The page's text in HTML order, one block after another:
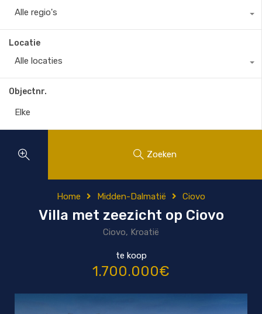
Alle regio's
Locatie
Alle locaties
Objectnr.
Zoeken
Home Midden-Dalmatië Ciovo
Villa met zeezicht op Ciovo
Ciovo, Kroatië
te koop
1.700.000€